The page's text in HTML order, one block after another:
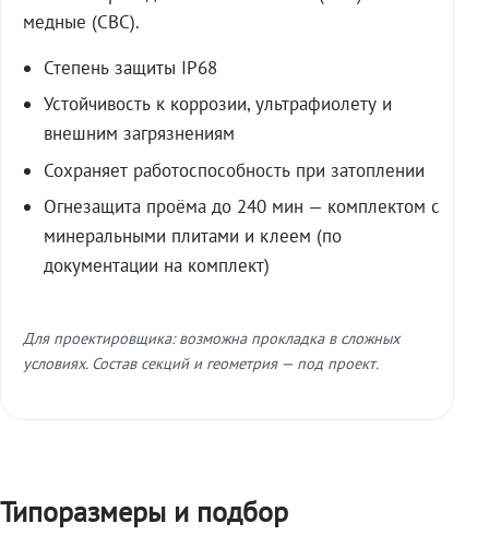
медные (СВС).
Степень защиты IP68
Устойчивость к коррозии, ультрафиолету и
внешним загрязнениям
Сохраняет работоспособность при затоплении
Огнезащита проёма до 240 мин — комплектом с
минеральными плитами и клеем (по
документации на комплект)
Для проектировщика: возможна прокладка в сложных
условиях. Состав секций и геометрия — под проект.
Типоразмеры и подбор